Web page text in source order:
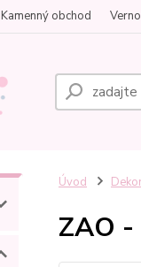
Kamenný obchod
Úvod
ZAO